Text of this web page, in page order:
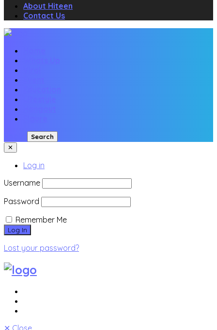
About Hiteen
Contact Us
Search
✕
Log in
Username
Password
Remember Me
Lost your password?